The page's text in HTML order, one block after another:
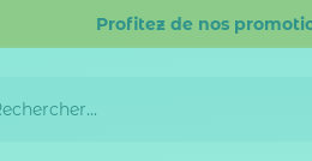
Profitez de nos